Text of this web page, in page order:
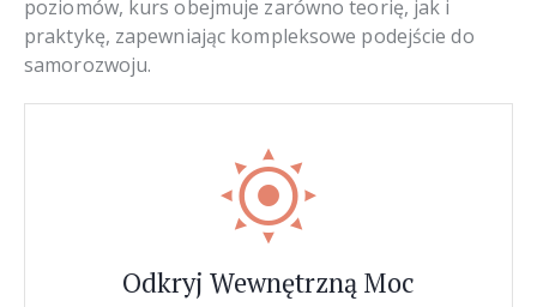
poziomów, kurs obejmuje zarówno teorię, jak i
praktykę, zapewniając kompleksowe podejście do
samorozwoju.
Odkryj Wewnętrzną Moc